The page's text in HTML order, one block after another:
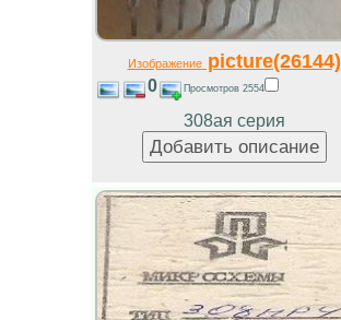
Изображениеpicture(26144)
0 Просмотров 2554
308ая серия